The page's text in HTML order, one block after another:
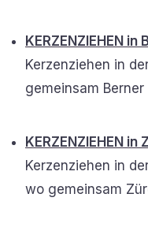
KERZENZIEHEN in
Kerzenziehen in
gemeinsam Berner
KERZENZIEHEN in
Kerzenziehen in
wo gemeinsam